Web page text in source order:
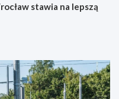
stawia na lepszą